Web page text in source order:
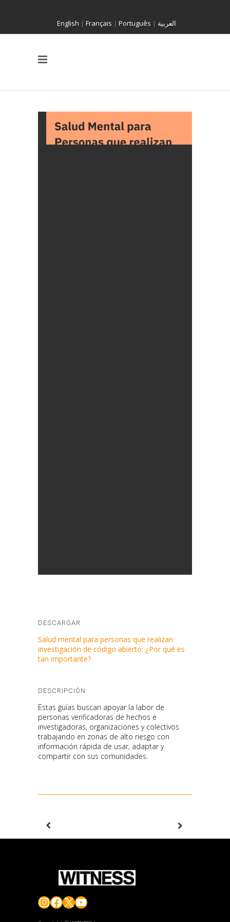
English | Français | Português | العربية
DESCARGAR
Salud mental para personas que realizan
investigación de código abierto: ¿Por qué es
tan importante?
DESCRIPCIÓN
Estas guías buscan apoyar la labor de
personas verificadoras de hechos e
investigadoras, organizaciones y colectivos
trabajando en zonas de alto riesgo con
información rápida de usar, adaptar y
compartir con sus comunidades.
Instagram
Facebook
X YouTube